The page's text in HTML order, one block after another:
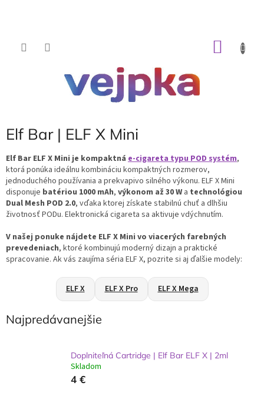
Elf Bar | ELF X Mini
Elf Bar ELF X Mini je kompaktná e-cigareta typu POD systém,
ktorá ponúka ideálnu kombináciu kompaktných rozmerov,
jednoduchého používania a prekvapivo silného výkonu. ELF X Mini
disponuje batériou 1000 mAh, výkonom až 30 W a technológiou
Dual Mesh POD 2.0, vďaka ktorej získate stabilnú chuť a dlhšiu
životnosť PODu. Elektronická cigareta sa aktivuje vdýchnutím.
V našej ponuke nájdete ELF X Mini vo viacerých farebných
prevedeniach, ktoré kombinujú moderný dizajn a praktické
spracovanie. Ak vás zaujíma séria ELF X, pozrite si aj ďalšie modely:
ELF X ELF X Pro ELF X Mega
Najpredávanejšie
Doplniteľná Cartridge | Elf Bar ELF X | 2ml
Skladom
4 €